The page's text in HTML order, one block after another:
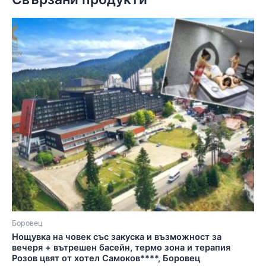
Боровец
Нощувка на човек със закуска и възможност за
вечеря + вътрешен басейн, термо зона и терапия
Розов цвят от хотел Самоков****, Боровец